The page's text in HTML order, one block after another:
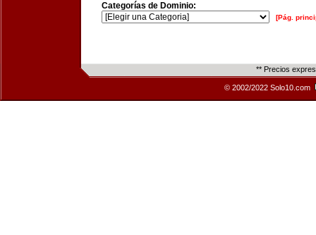
Categorías de Dominio:
[Pág.
** Precios
© 2002/2022 Solo10.com